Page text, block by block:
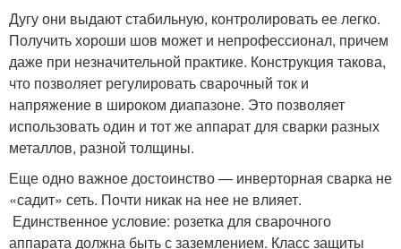
Дугу они выдают стабильную, контролировать ее легко.
Получить хороши шов может и непрофессионал, причем
даже при незначительной практике. Конструкция такова,
что позволяет регулировать сварочный ток и
напряжение в широком диапазоне. Это позволяет
использовать один и тот же аппарат для сварки разных
металлов, разной толщины.
Еще одно важное достоинство — инверторная сварка не
«садит» сеть. Почти никак на нее не влияет.
Единственное условие: розетка для сварочного
аппарата должна быть с заземлением. Класс защиты